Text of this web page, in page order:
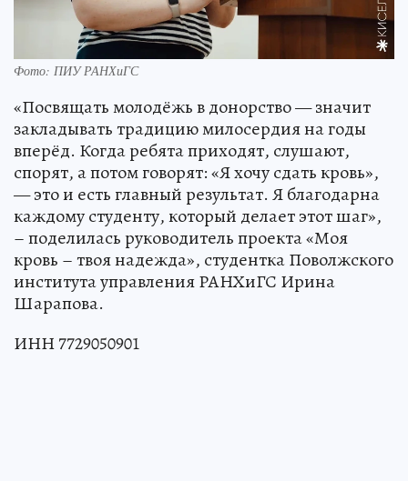
Фото: ПИУ РАНХиГС
«Посвящать молодёжь в донорство — значит
закладывать традицию милосердия на годы
вперёд. Когда ребята приходят, слушают,
спорят, а потом говорят: «Я хочу сдать кровь»,
— это и есть главный результат. Я благодарна
каждому студенту, который делает этот шаг»,
– поделилась руководитель проекта «Моя
кровь – твоя надежда», студентка Поволжского
института управления РАНХиГС Ирина
Шарапова.
ИНН 7729050901